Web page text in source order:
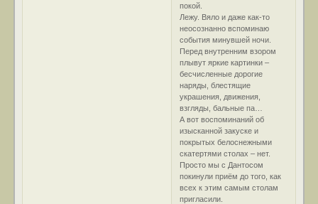
покой.
Лежу. Вяло и даже как-то
неосознанно вспоминаю
события минувшей ночи.
Перед внутренним взором
плывут яркие картинки –
бесчисленные дорогие
наряды, блестящие
украшения, движения,
взгляды, бальные па…
А вот воспоминаний об
изысканной закуске и
покрытых белоснежными
скатертями столах – нет.
Просто мы с Дантосом
покинули приём до того, как
всех к этим самым столам
пригласили.